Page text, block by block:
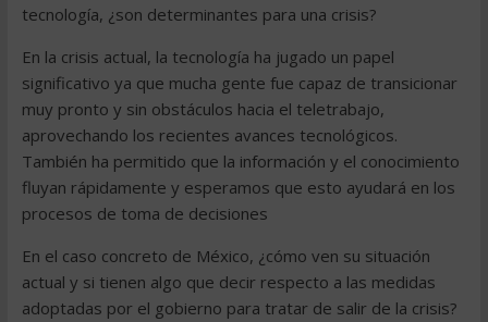
tecnología, ¿son determinantes para una crisis?
En la crisis actual, la tecnología ha jugado un papel
significativo ya que mucha gente fue capaz de transicionar
muy pronto y sin obstáculos hacia el teletrabajo,
aprovechando los recientes avances tecnológicos.
También ha permitido que la información y el conocimiento
fluyan rápidamente y esperamos que esto ayudará en los
procesos de toma de decisiones
En el caso concreto de México, ¿cómo ven su situación
actual y si tienen algo que decir respecto a las medidas
adoptadas por el gobierno para tratar de salir de la crisis?